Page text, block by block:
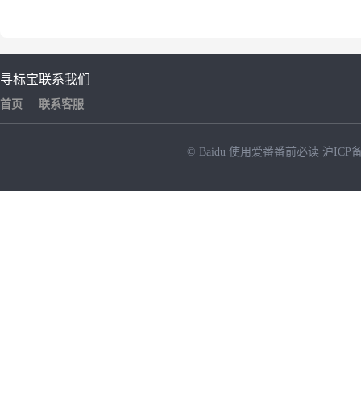
寻标宝
首页
联系我们
联系客服
© Baidu 使用爱番番前必读 沪ICP